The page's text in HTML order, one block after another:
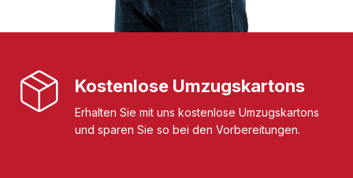
Kostenlose Umzugskartons
Erhalten Sie mit uns kostenlose Umzugskartons
und sparen Sie so bei den Vorbereitungen.